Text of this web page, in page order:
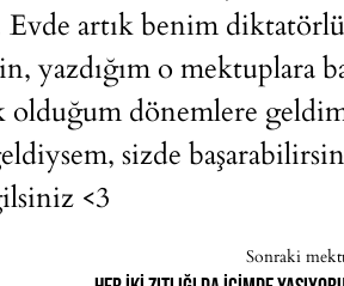
artık benim
yazdığım o mektuplara
olduğum dönemlere
sizde
<3
Sonraki